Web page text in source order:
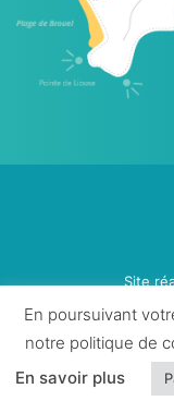
Site
En poursuivant
notre politique de
En savoir plus